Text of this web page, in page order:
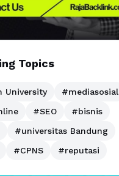
Topics
University
#mediasosial
#SEO
#bisnis
#universitas Bandung
#CPNS #reputasi